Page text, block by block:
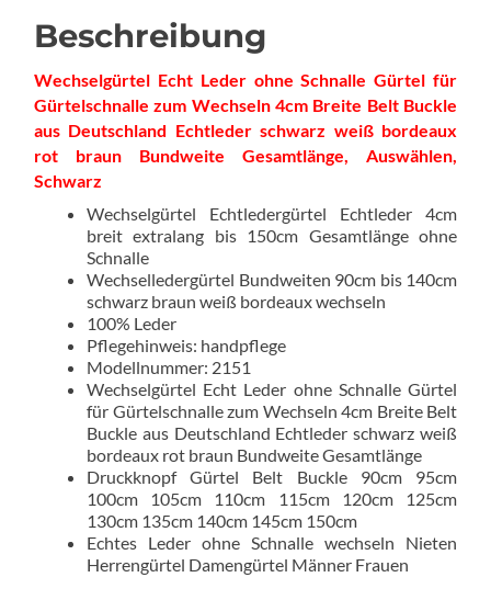
Buckle
Deutschland
schwarz
weiß
Bundweite
Gesamtlänge
-25%
Menge
Beschreibung
Wechselgürtel Echt Leder ohne Schnalle Gürtel für
Gürtelschnalle zum Wechseln 4cm Breite Belt Buckle
aus Deutschland Echtleder schwarz weiß bordeaux
rot braun Bundweite Gesamtlänge, Auswählen,
Schwarz
Wechselgürtel Echtledergürtel Echtleder 4cm
breit extralang bis 150cm Gesamtlänge ohne
Schnalle
Wechselledergürtel Bundweiten 90cm bis 140cm
schwarz braun weiß bordeaux wechseln
100% Leder
Pflegehinweis: handpflege
Modellnummer: 2151
Wechselgürtel Echt Leder ohne Schnalle Gürtel
für Gürtelschnalle zum Wechseln 4cm Breite Belt
Buckle aus Deutschland Echtleder schwarz weiß
bordeaux rot braun Bundweite Gesamtlänge
Druckknopf Gürtel Belt Buckle 90cm 95cm
100cm 105cm 110cm 115cm 120cm 125cm
130cm 135cm 140cm 145cm 150cm
Echtes Leder ohne Schnalle wechseln Nieten
Herrengürtel Damengürtel Männer Frauen